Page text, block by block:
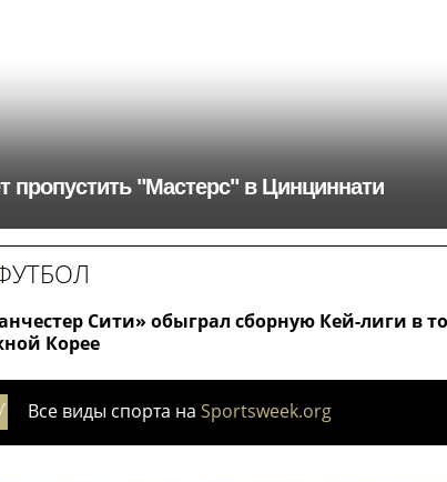
пропустить "Мастерс" в Цинциннати
Сити» обыграл сборную Кей-лиги в
Корее
Все виды спорта на Sportsweek.org